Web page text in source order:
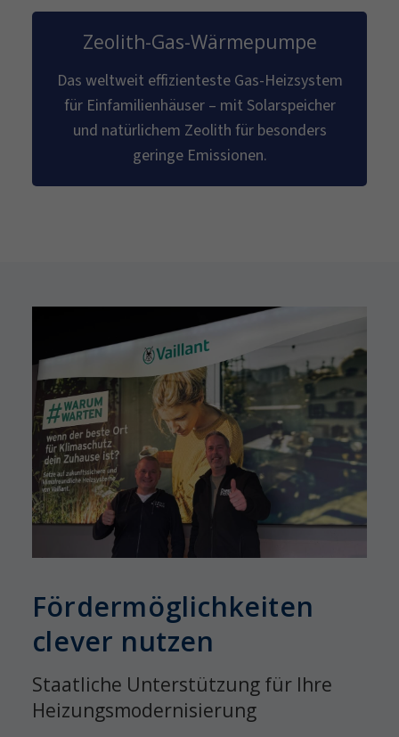
Zeolith-Gas-Wärmepumpe
Das weltweit effizienteste Gas-Heizsystem
für Einfamilienhäuser – mit Solarspeicher
und natürlichem Zeolith für besonders
geringe Emissionen.
Fördermöglichkeiten
clever nutzen
Staatliche Unterstützung für Ihre
Heizungsmodernisierung